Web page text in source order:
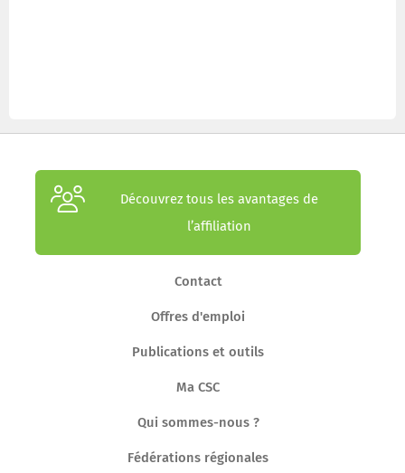
Découvrez tous les avantages de
l’affiliation
Contact
Offres d'emploi
Publications et outils
Ma CSC
Qui sommes-nous ?
Fédérations régionales